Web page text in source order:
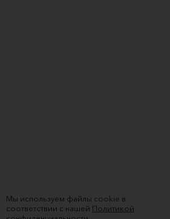
Мы используем файлы cookie в
соответствии с нашей Политикой